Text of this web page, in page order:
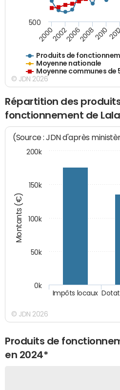
Produits de
Moyenne nationale
Moyenne communes
20002002200620082010
500
© JDN 2026
Répartition des
fonctionnement de
Montants (€)
(Source : JDN d'après
Impôts locaux
0k
50k
100k
150k
200k
© JDN 2026
Produits de
en 2024*